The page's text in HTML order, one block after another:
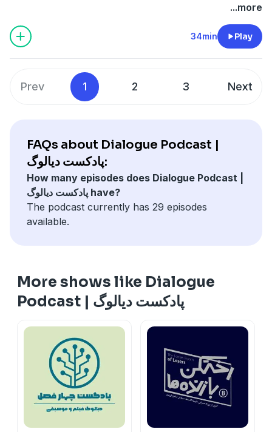
...more
34min Play
Prev 1 2 3 Next
FAQs about Dialogue Podcast |
پادکست دیالوگ:
How many episodes does Dialogue Podcast |
پادکست دیالوگ have?
The podcast currently has 29 episodes
available.
More shows like Dialogue
Podcast | پادکست دیالوگ